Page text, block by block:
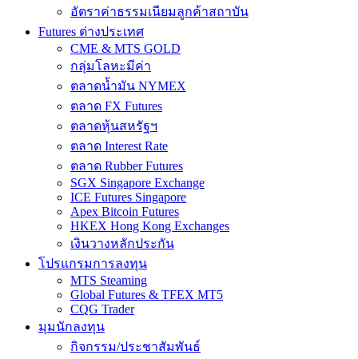
อัตราค่าธรรมเนียมลูกค้าสถาบัน
Futures ต่างประเทศ
CME & MTS GOLD
กลุ่มโลหะมีค่า
ตลาดน้ำมัน NYMEX
ตลาด FX Futures
ตลาดหุ้นสหรัฐฯ
ตลาด Interest Rate
ตลาด Rubber Futures
SGX Singapore Exchange
ICE Futures Singapore
Apex Bitcoin Futures
HKEX Hong Kong Exchanges
เงินวางหลักประกัน
โปรแกรมการลงทุน
MTS Steaming
Global Futures & TFEX MT5
CQG Trader
มุมนักลงทุน
กิจกรรม/ประชาสัมพันธ์